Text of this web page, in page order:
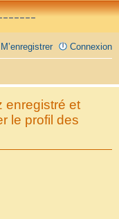
Connexion
M’enregistrer
enregistré et
le profil des